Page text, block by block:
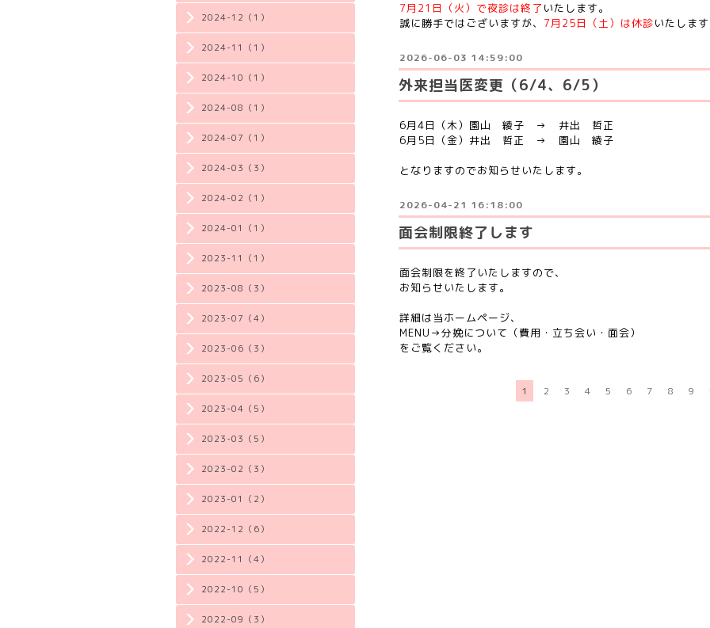
2024-12（1）
2024-11（1）
2024-10（1）
2024-08（1）
2024-07（1）
2024-03（3）
2024-02（1）
2024-01（1）
2023-11（1）
2023-08（3）
2023-07（4）
2023-06（3）
2023-05（6）
2023-04（5）
2023-03（5）
2023-02（3）
2023-01（2）
2022-12（6）
2022-11（4）
2022-10（5）
2022-09（3）
7月21日（火）で夜診は終了 いたします。
誠に勝手ではございますが、 7月25日（土）は休診いたしま
2026-06-03 14:59:00
外来担当医変更（6/4、6/5）
6月4日（木）園山 綾子 → 井出 哲正
6月5日（金）井出 哲正 → 園山 綾子
となりますのでお知らせいたします。
2026-04-21 16:18:00
面会制限終了します
面会制限を終了いたしますので、
お知らせいたします。
詳細は当ホームページ、
MENU→分娩について（費用・立ち会い・面会）
をご覧ください。
1 2 3 4 5 6 7 8 9